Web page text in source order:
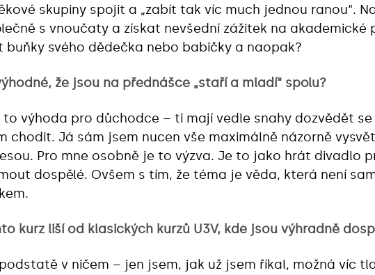
skupiny spojit a „zabít tak víc much jednou ranou“.
s vnoučaty a získat nevšední zážitek na akademické
buňky svého dědečka nebo babičky a naopak?
že jsou na přednášce „staří a mladí“ spolu?
to výhoda pro důchodce – ti mají vedle snahy dozvědět
chodit. Já sám jsem nucen vše maximálně názorně
Pro mne osobně je to výzva. Je to jako hrát divadlo
dospělé. Ovšem s tím, že téma je věda, která není
kurz liší od klasických kurzů U3V, kde jsou výhradně
v ničem – jen jsem, jak už jsem říkal, možná víc